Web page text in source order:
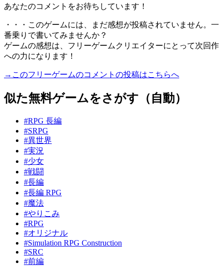
あなたのコメントをお待ちしています！
・・・このゲームには、まだ感想が投稿されていません。一
番乗りで書いてみませんか？
ゲームの感想は、フリーゲームクリエイターにとって次回作
への力になります！
→このフリーゲームのコメントの投稿はこちらへ
似た無料ゲームをさがす（自動）
#RPG 長編
#SRPG
#異世界
#実況
#少女
#戦闘
#長編
#長編 RPG
#魔法
#やりこみ
#RPG
#オリジナル
#Simulation RPG Construction
#SRC
#前編